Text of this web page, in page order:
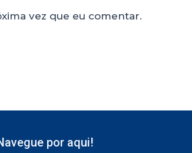
vez que eu comentar.
por aqui!